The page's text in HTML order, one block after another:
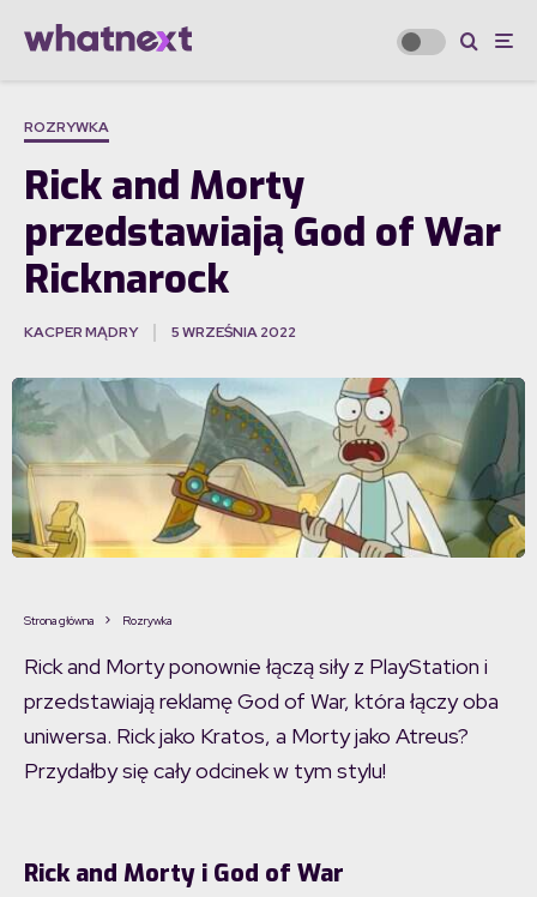
ROZRYWKA
Rick and Morty
przedstawiają God of War
Ricknarock
KACPER MĄDRY 5 WRZEŚNIA 2022
Strona główna Rozrywka
Rick and Morty ponownie łączą siły z PlayStation i
przedstawiają reklamę God of War, która łączy oba
uniwersa. Rick jako Kratos, a Morty jako Atreus?
Przydałby się cały odcinek w tym stylu!
Rick and Morty i God of War